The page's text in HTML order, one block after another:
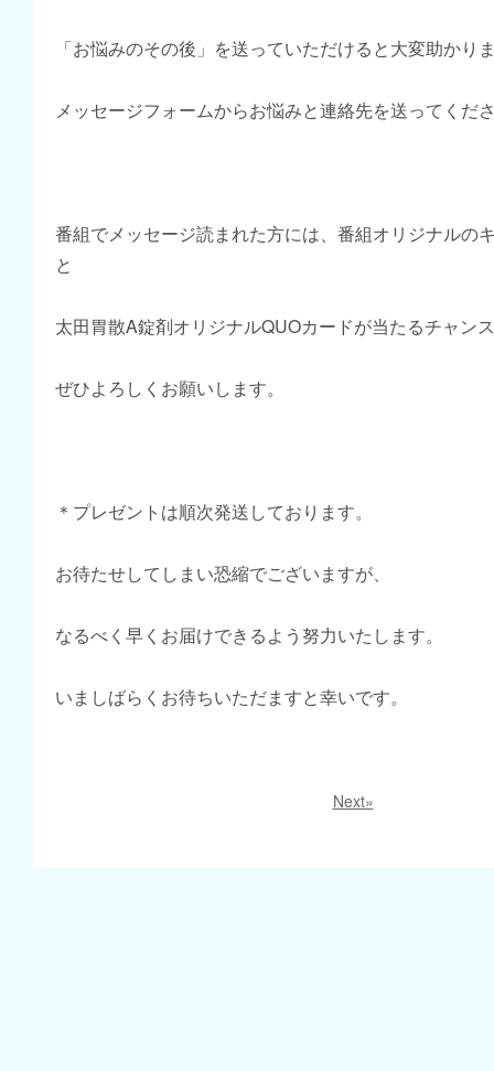
「お悩みのその後」を送っていただけると大変助かり
メッセージフォームからお悩みと連絡先を送ってくだ
番組でメッセージ読まれた方には、番組オリジナルの
と
太田胃散A錠剤オリジナルQUOカードが当たるチャン
ぜひよろしくお願いします。
＊プレゼントは順次発送しております。
お待たせしてしまい恐縮でございますが、
なるべく早くお届けできるよう努力いたします。
いましばらくお待ちいただますと幸いです。
Next»